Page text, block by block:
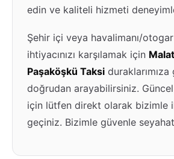
edin ve kaliteli hizmeti
Şehir içi veya havalimanı/
ihtiyacınızı karşılamak için
Paşaköşkü Taksi
doğrudan arayabilirsiniz.
için lütfen direkt olarak bizimle
geçiniz. Bizimle güvenle